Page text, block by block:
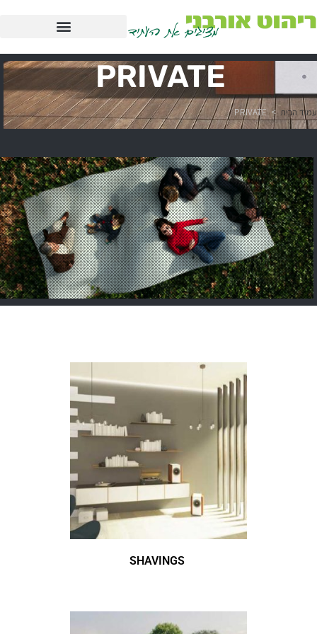
PRIVATE
עמוד הבית >
PRIVATE
SHAVINGS